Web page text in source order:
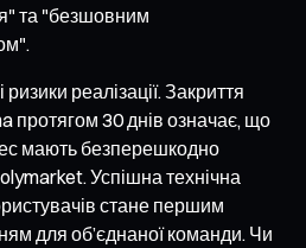
та "безшовним
реалізації. Закриття
протягом 30 днів означає, що
мають безперешкодно
Успішна технічна
стане першим
для об’єднаної команди. Чи